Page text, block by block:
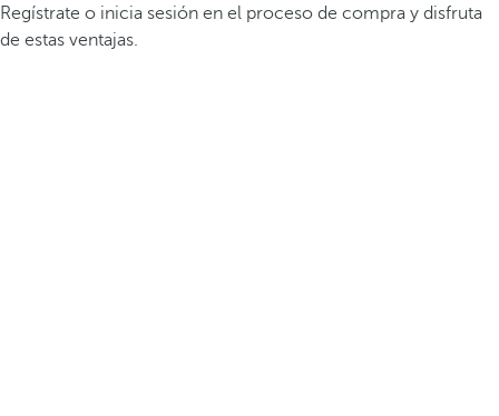
Regístrate o inicia sesión en el proceso de compra y disfruta
de estas ventajas.